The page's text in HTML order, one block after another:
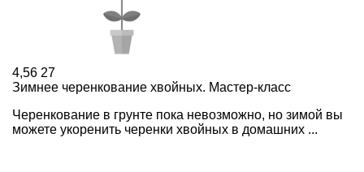
4,56 27
Зимнее черенкование хвойных. Мастер-класс
Черенкование в грунте пока невозможно, но зимой вы
можете укоренить черенки хвойных в домашних ...